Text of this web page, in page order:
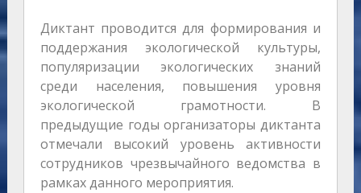
Диктант проводится для формирования и
поддержания экологической культуры,
популяризации экологических знаний
среди населения, повышения уровня
экологической грамотности. В
предыдущие годы организаторы диктанта
отмечали высокий уровень активности
сотрудников чрезвычайного ведомства в
рамках данного мероприятия.